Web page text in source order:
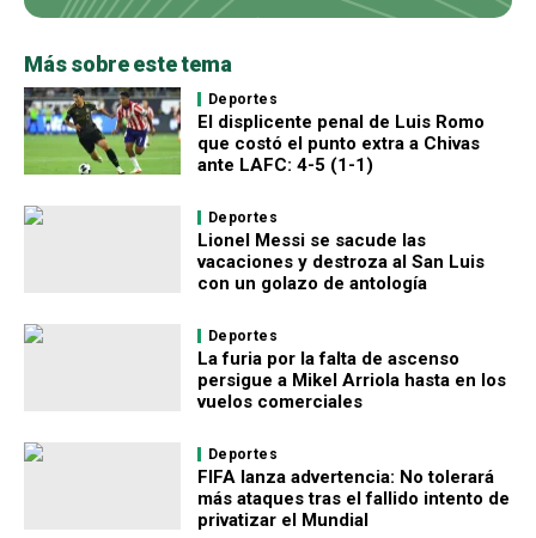
Más sobre este tema
Deportes
El displicente penal de Luis Romo
que costó el punto extra a Chivas
ante LAFC: 4-5 (1-1)
Deportes
Lionel Messi se sacude las
vacaciones y destroza al San Luis
con un golazo de antología
Deportes
La furia por la falta de ascenso
persigue a Mikel Arriola hasta en los
vuelos comerciales
Deportes
FIFA lanza advertencia: No tolerará
más ataques tras el fallido intento de
privatizar el Mundial